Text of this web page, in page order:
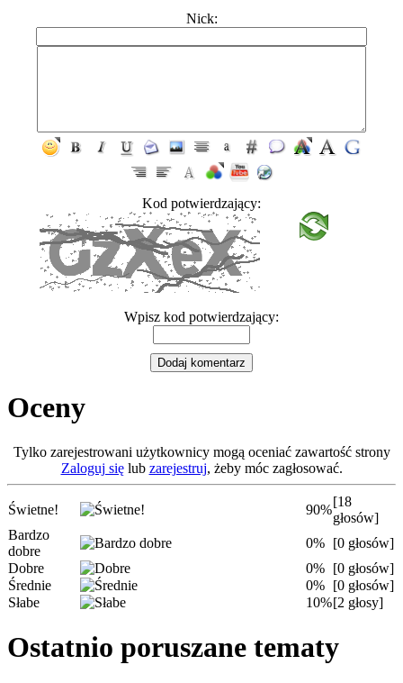
Nick:
Kod potwierdzający:
Wpisz kod potwierdzający:
Oceny
Tylko zarejestrowani użytkownicy mogą oceniać zawartość strony
Zaloguj sięlub zarejestruj, żeby móc zagłosować.
Świetne! 90%
[18
głosów]
Bardzo
dobre
0% [0 głosów]
Dobre
0% [0 głosów]
Średnie
0% [0 głosów]
Słabe
10%[2 głosy]
Ostatnio poruszane tematy